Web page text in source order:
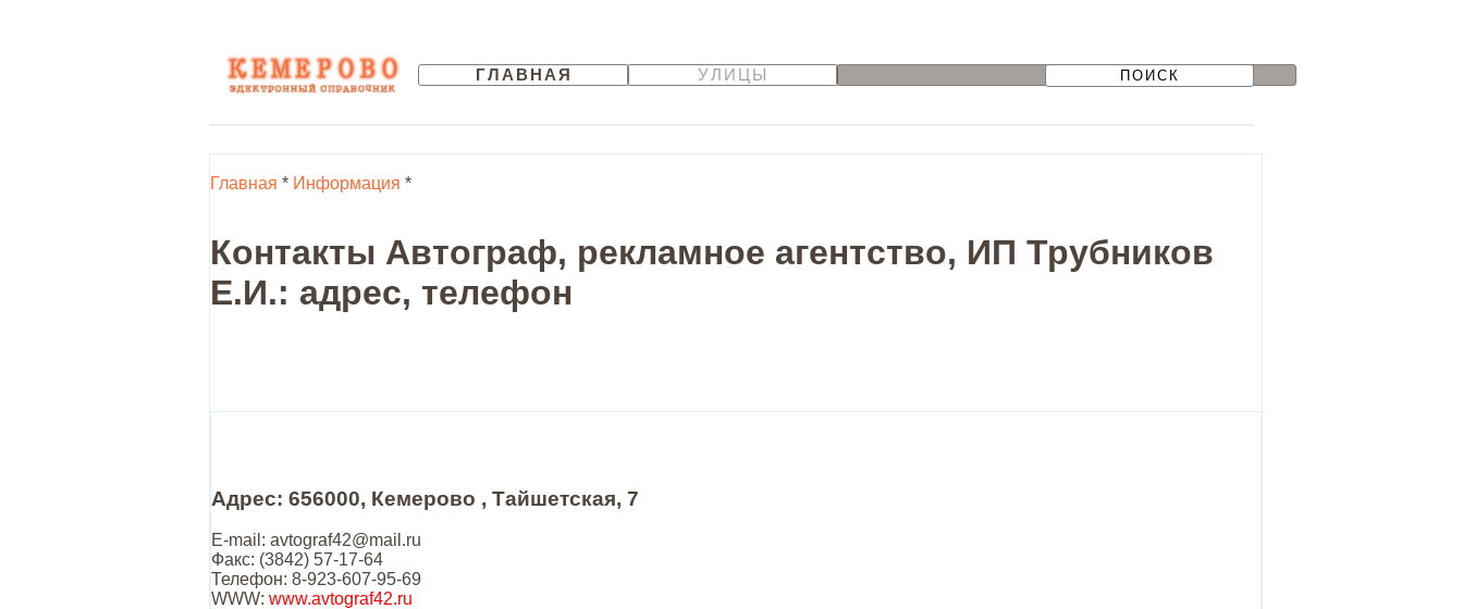
ГЛАВНАЯ УЛИЦЫ
Главная * Информация *
Контакты Автограф, рекламное агентство, ИП Трубников
Е.И.: адрес, телефон
Адрес: 656000, Кемерово , Тайшетская, 7
E-mail: avtograf42@mail.ru
Факс: (3842) 57-17-64
Телефон: 8-923-607-95-69
WWW: www.avtograf42.ru